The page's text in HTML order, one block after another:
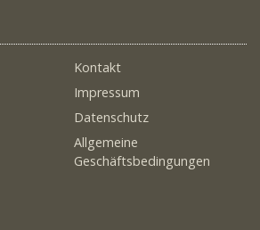
Kontakt
Impressum
Datenschutz
Allgemeine
Geschäftsbedingungen